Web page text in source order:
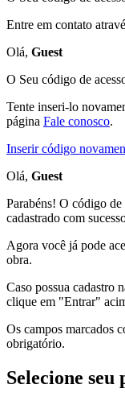
Entre em contato
Olá, Guest
O Seu código de
Tente inseri-lo
página Fale conosco.
Inserir código
Olá, Guest
Parabéns! O código
cadastrado com
Agora você já pode
obra.
Caso possua cadastro
clique em "Entrar"
Os campos marcados
obrigatório.
Selecione seu